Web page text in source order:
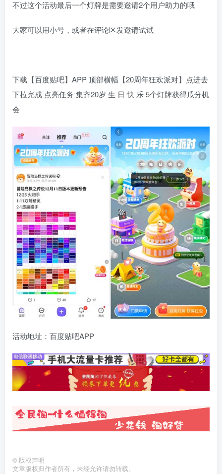
不过这个活动最后一个灯牌是需要邀请2个用户助力的哦
大家可以用小号，或者在评论区发邀请试试
下载【百度贴吧】APP 顶部横幅【20周年狂欢派对】点进去
下拉完成 点亮任务 集齐20岁 生 日 快 乐 5个灯牌获得瓜分机
会
活动地址：百度贴吧APP
© 版权声明
文章版权归作者所有，未经允许请勿转载。